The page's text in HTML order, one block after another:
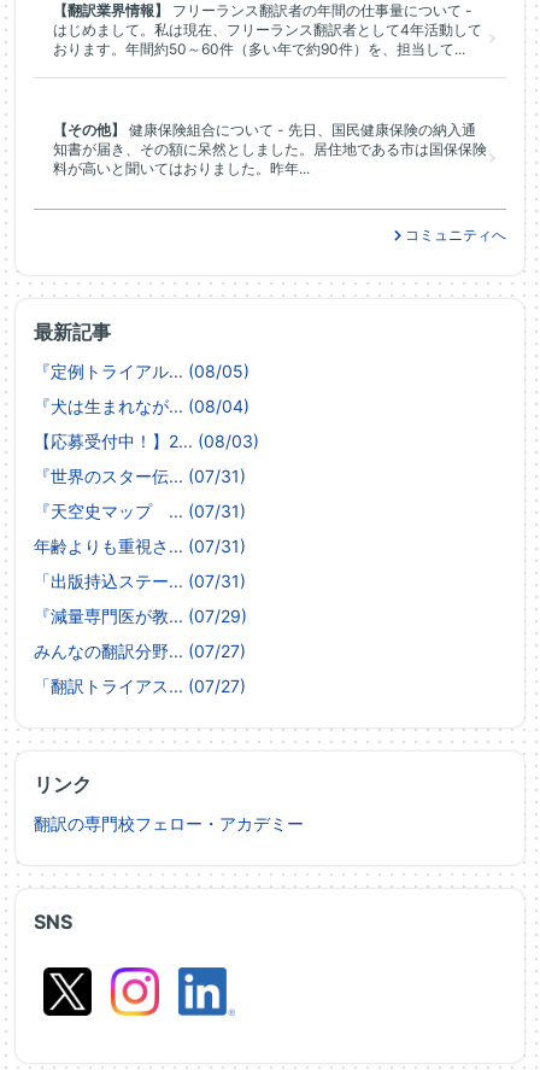
SNS
最新記事
『定例トライアル... (08/05)
『犬は生まれなが... (08/04)
【応募受付中！】2... (08/03)
『世界のスター伝... (07/31)
『天空史マップ ... (07/31)
年齢よりも重視さ... (07/31)
「出版持込ステー... (07/31)
『減量専門医が教... (07/29)
みんなの翻訳分野... (07/27)
「翻訳トライアス... (07/27)
リンク
翻訳の専門校フェロー・アカデミー
【翻訳業界情報】
フリーランス翻訳者の年間の仕事量について -
はじめまして。私は現在、フリーランス翻訳者として4年活動して
おります。年間約50～60件（多い年で約90件）を、担当して...
【その他】
健康保険組合について - 先日、国民健康保険の納入通
知書が届き、その額に呆然としました。居住地である市は国保保険
料が高いと聞いてはおりました。昨年...
コミュニティへ